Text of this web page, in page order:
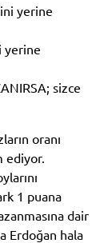
yerine
yerine
sizce
oranı
ediyor.
1 puana
dair
Erdoğan hala